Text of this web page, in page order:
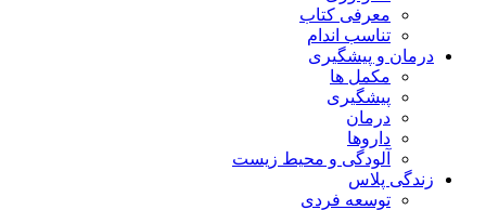
معرفی کتاب
تناسب اندام
درمان و پیشگیری
مکمل ها
پیشگیری
درمان
داروها
آلودگی و محیط زیست
زندگی پلاس
توسعه فردی